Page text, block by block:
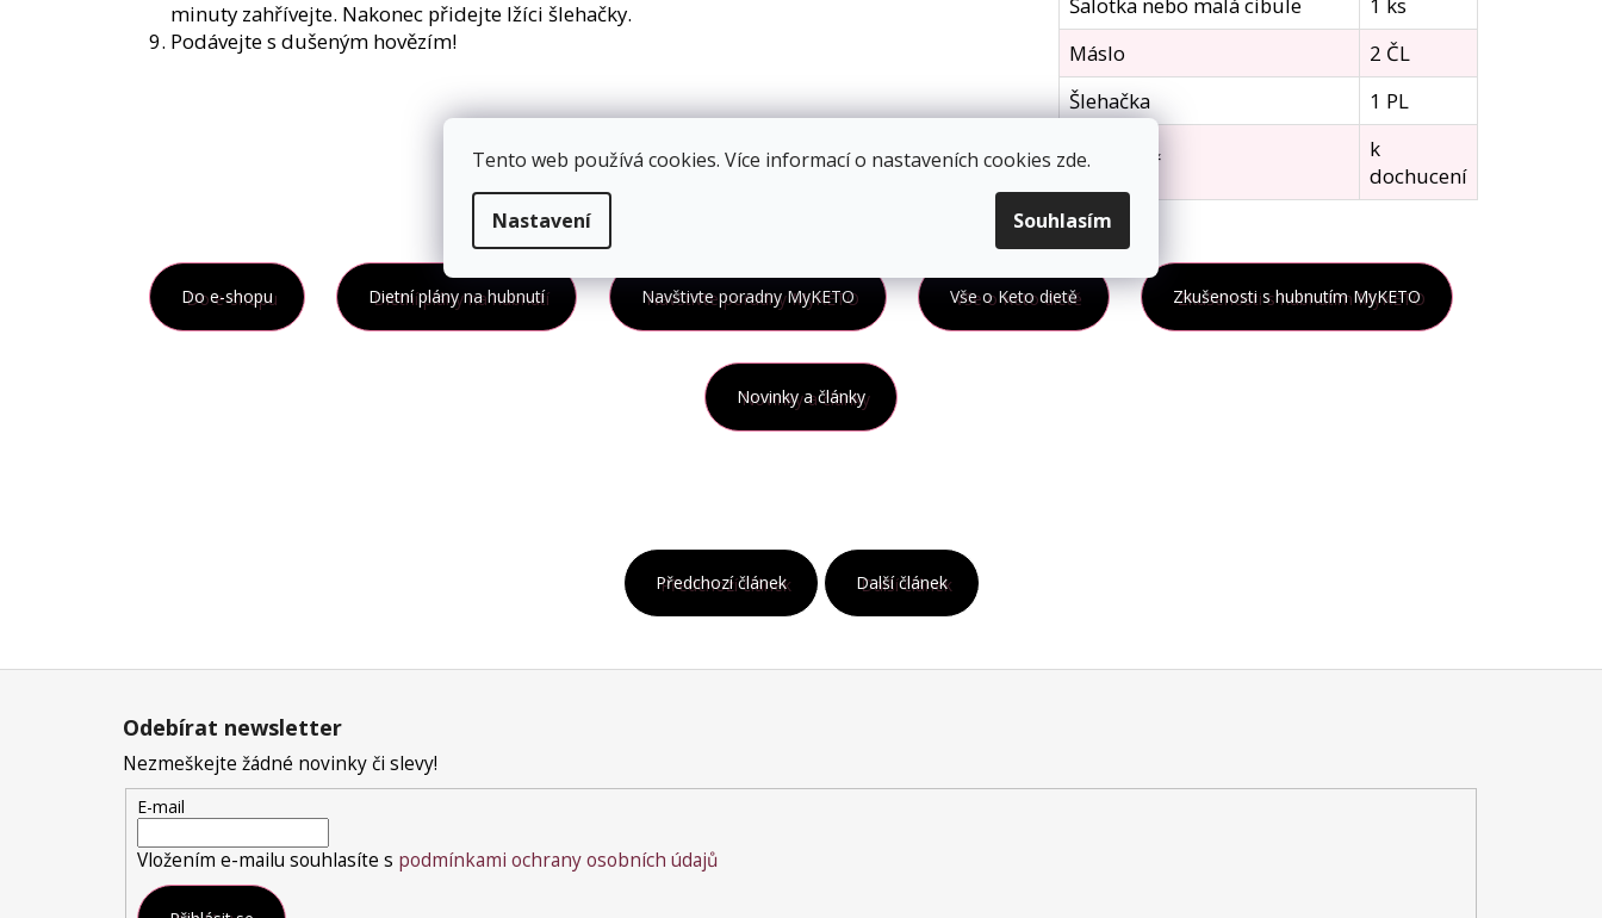
Tento web používá cookies. Více informací o nastaveních cookies zde.
Nastavení Souhlasím
Máslo
2 ČL
Šlehačka
1 PL
Sůl a pepř
k
dochucení
minuty zahřívejte. Nakonec přidejte lžíci šlehačky.
Podávejte s dušeným hovězím!
Do e-shopu Dietní plány na hubnutí Navštivte poradny MyKETO Vše o Keto dietě Zkušenosti s hubnutím MyKETO
Novinky a články
Předchozí článek Další článek
Z
Odebírat newsletter
Nezmeškejte žádné novinky či slevy!
E-mail
Vložením e-mailu souhlasíte s podmínkami ochrany osobních údajů